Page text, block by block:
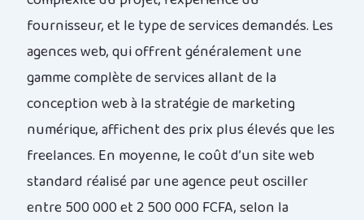
fournisseur, et le type de services demandés. Les
agences web, qui offrent généralement une
gamme complète de services allant de la
conception web à la stratégie de marketing
numérique, affichent des prix plus élevés que les
freelances. En moyenne, le coût d’un site web
standard réalisé par une agence peut osciller
entre 500 000 et 2 500 000 FCFA, selon la